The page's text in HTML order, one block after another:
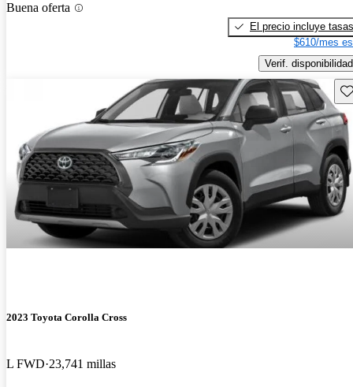
Buena oferta
El precio incluye tasas
$610/mes
Verif. disponibilidad
2023 Toyota Corolla Cross
L FWD 23,741 millas